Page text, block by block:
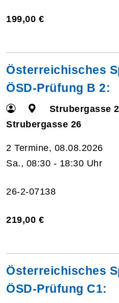
199,00 €
Österreichisches
ÖSD-Prüfung B 2:
Strubergasse
Strubergasse 26
2 Termine, 08.08.2026
Sa., 08:30 - 18:30 Uhr
26-2-07138
219,00 €
Österreichisches
ÖSD-Prüfung C1: